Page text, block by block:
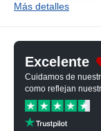
Más detalles
Excelente
Cuidamos de
como reflejan